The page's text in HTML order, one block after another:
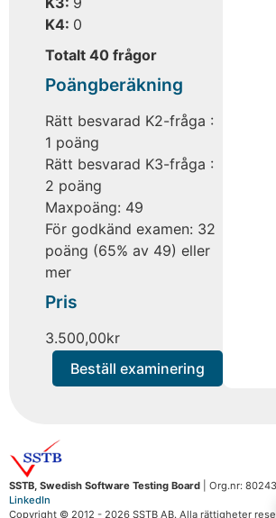
K4: 0
Totalt 40 frågor
Poängberäkning
Rätt besvarad K2-fråga :
1 poäng
Rätt besvarad K3-fråga :
2 poäng
Maxpoäng: 49
För godkänd examen: 32
poäng (65% av 49) eller
mer
Pris
3.500,00kr
Beställ examinering
SSTB, Swedish Software Testing Board | Org.nr:
LinkedIn
Copyright © 2012 - 2026 SSTB AB. Alla rättigheter